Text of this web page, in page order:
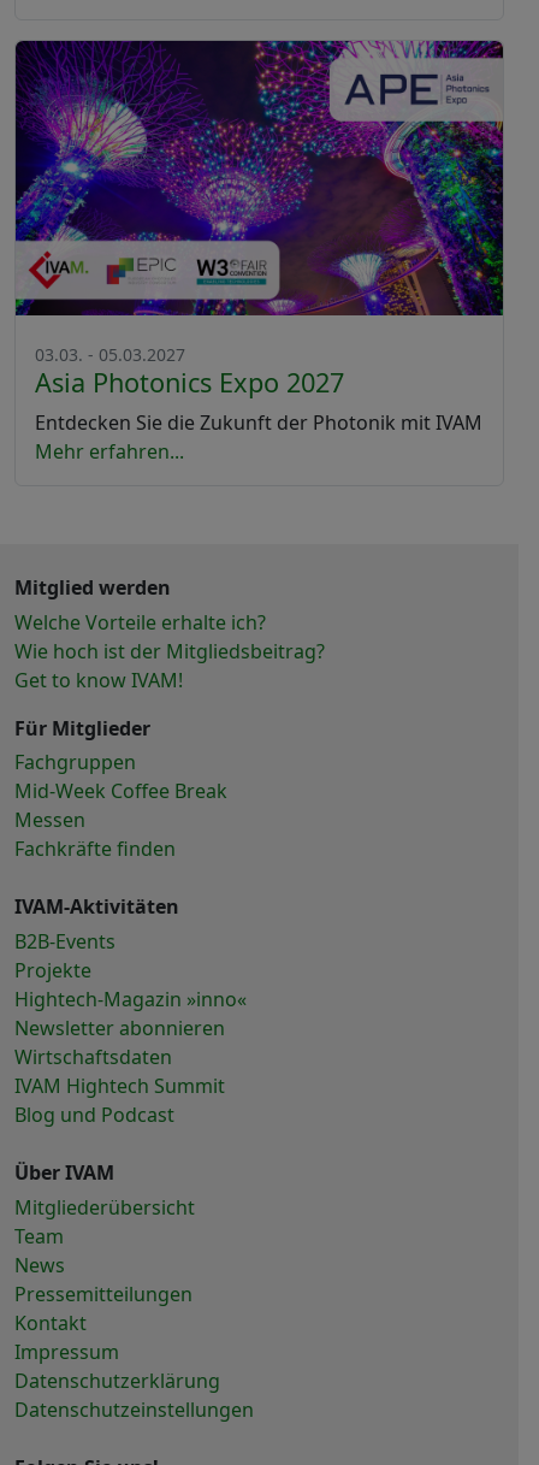
03.03. - 05.03.2027
Asia Photonics Expo 2027
Entdecken Sie die Zukunft der Photonik mit IVAM
Mehr erfahren...
Mitglied werden
Welche Vorteile erhalte ich?
Wie hoch ist der Mitgliedsbeitrag?
Get to know IVAM!
Für Mitglieder
Fachgruppen
Mid-Week Coffee Break
Messen
Fachkräfte finden
IVAM-Aktivitäten
B2B-Events
Projekte
Hightech-Magazin »inno«
Newsletter abonnieren
Wirtschaftsdaten
IVAM Hightech Summit
Blog und Podcast
Über IVAM
Mitgliederübersicht
Team
News
Pressemitteilungen
Kontakt
Impressum
Datenschutzerklärung
Datenschutzeinstellungen